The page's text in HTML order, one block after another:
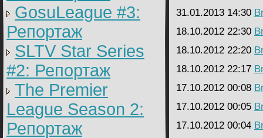
GosuLeague #3:
Репортаж
SLTV Star Series
#2: Репортаж
The Premier
League Season 2:
Репортаж
31.01.2013 14:30
18.10.2012 22:30
18.10.2012 22:20
18.10.2012 22:17
17.10.2012 00:08
17.10.2012 00:05
17.10.2012 00:04